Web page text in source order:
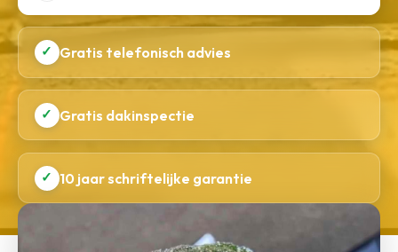
✓ Gratis telefonisch advies
✓ Gratis dakinspectie
✓ 10 jaar schriftelijke garantie